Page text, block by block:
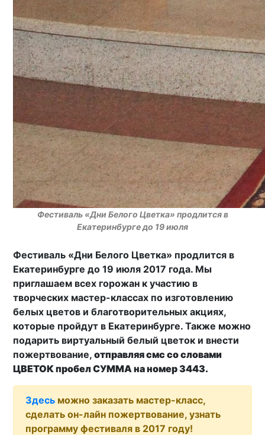
Фестиваль «Дни Белого Цветка» продлится в
Екатеринбурге до 19 июля
Фестиваль «Дни Белого Цветка» продлится в
Екатеринбурге до 19 июля 2017 года. Мы
приглашаем всех горожан к участию в
творческих мастер-классах по изготовлению
белых цветов и благотворительных акциях,
которые пройдут в Екатеринбурге. Также можно
подарить виртуальный белый цветок и внести
пожертвование,отправляя смс со словами
ЦВЕТОК пробел СУММА на номер 3443.
Здесь можно заказать мастер-класс,
сделать он-лайн пожертвование, узнать
программу фестиваля в 2017 году!